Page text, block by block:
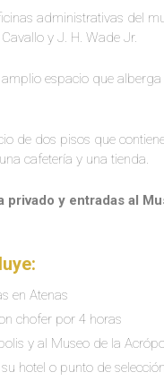
administrativas del
y J. H. Wade Jr.
espacio que
de dos pisos que
cafetería y una tienda.
privado y entradas al
en Atenas
chofer por 4 horas
y al Museo de la
hotel o punto de